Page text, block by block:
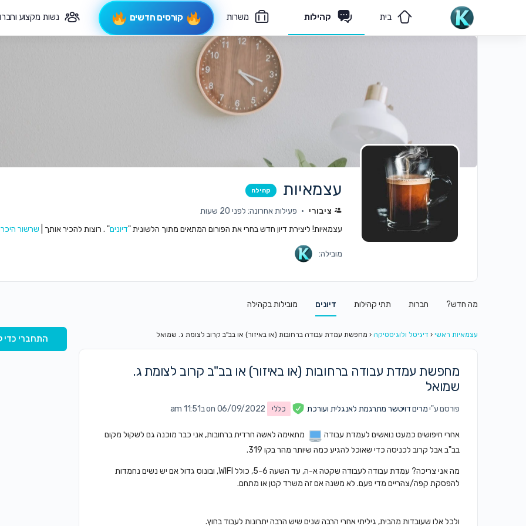
בית קהילות משרות קורסים חדשים נשות מקצוע
פיקוח תורני
עצמאיות קהילה
ציבורי
פעילות אחרונה: לפני 20 שעות
עצמאיות! ליצירת דיון חדש בחרי את הפורום המתאים מתוך הלשונית "דיונים" . רוצות להכיר אותך | שרשור
מובילה:
מה חדש? חברות תתי קהילות דיונים מובילות בקהילה
עצמאיות ראשי ‹ דיגיטל ולוגיסטיקה ‹ מחפשת עמדת עבודה ברחובות (או באיזור) או בב"ב קרוב לצומת ג. שמואל
מחפשת עמדת עבודה ברחובות (או באיזור) או בב"ב קרוב לצומת ג.
שמואל
פורסם ע"ימרים דויטשר מתרגמת לאנגלית ועורכת כללי on 06/09/2022 ב11:51 am
אחרי חיפושים כמעט נואשים לעמדת עבודה
מתאימה לאשה חרדית ברחובות, אני כבר מוכנה גם לשקול מקום
בב"ב אבל קרוב לכניסה כדי שאוכל להגיע כמה שיותר מהר בקו 319.
מה אני צריכה? עמדת עבודה לעבודה שקטה א-ה, עד השעה 5-6, כולל WIFI, ובונוס גדול אם יש נשים נחמדות
להפסקת קפה/צהריים מדי פעם. לא משנה אם זה משרד קטן או מתחם.
ולכל אלו שעובדות מהבית, גיליתי אחרי הרבה שנים שיש הרבה יתרונות לעבוד בחוץ.
התחברי כדי